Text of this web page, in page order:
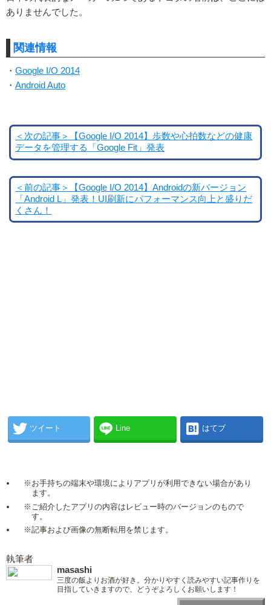
ありませんでした。
関連情報
・ Google I/O 2014
・ Android Auto
＜次の記事＞【Google I/O 2014】歩数や心拍数などの健康
データを管理する「Google Fit」発表
＜前の記事＞【Google I/O 2014】Androidの新バージョン
「Android L」発表！UI刷新にパフォーマンス向上と盛りだ
くさん！
ツイート Line はてブ
※お手持ちの端末や環境によりアプリが利用できない場合があり
ます。
※ご紹介したアプリの内容はレビュー時のバージョンのもので
す。
※記事および画像の無断転用を禁じます。
執筆者
masashi
三度の飯よりお酒が好き。分かりやすく読みやすい記事作りを
目指していきますので、どうぞよろしくお願いします！